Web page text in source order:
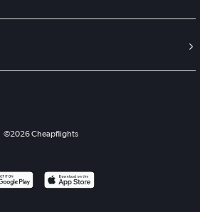
©2026Cheapflights